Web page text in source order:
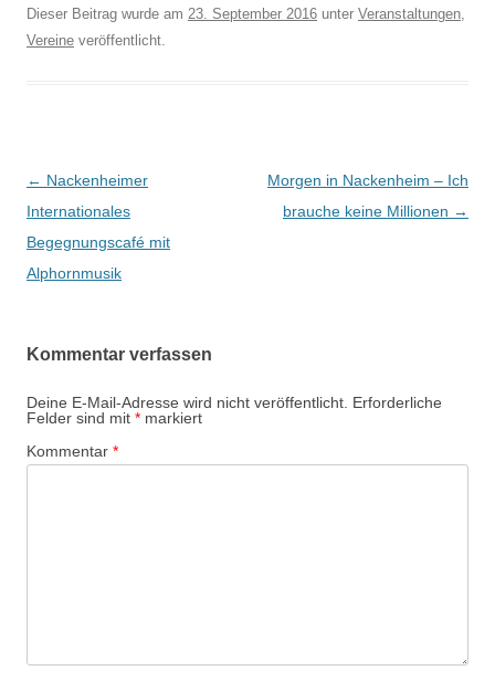
Dieser Beitrag wurde am 23. September 2016 unter Veranstaltungen,
Vereine veröffentlicht.
Beitrags-
Navigation
← Nackenheimer
Internationales
Begegnungscafé mit
Alphornmusik
Morgen in Nackenheim – Ich
brauche keine Millionen →
Kommentar verfassen
Deine E-Mail-Adresse wird nicht veröffentlicht. Erforderliche
Felder sind mit * markiert
Kommentar *